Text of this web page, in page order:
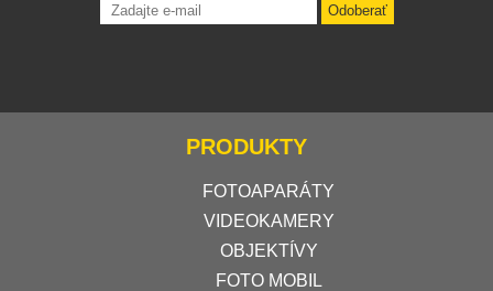
Odoberať
PRODUKTY
FOTOAPARÁTY
VIDEOKAMERY
OBJEKTÍVY
FOTO MOBIL